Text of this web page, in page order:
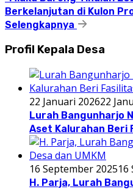
Berkelanjutan di Kulon
Selengkapnya
Profil Kepala Desa
22 Januari 202622
Lurah Bangunharjo
Aset Kalurahan Beri
16 September 202516
H. Parja, Lurah